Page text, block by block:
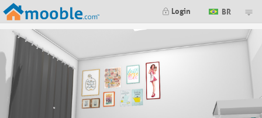
Login BR